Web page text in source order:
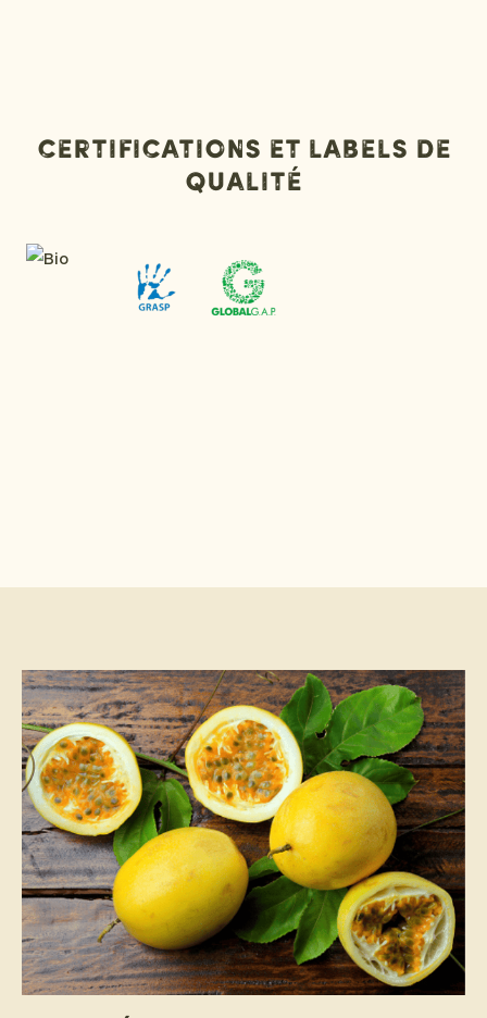
Certifications et labels de
qualité